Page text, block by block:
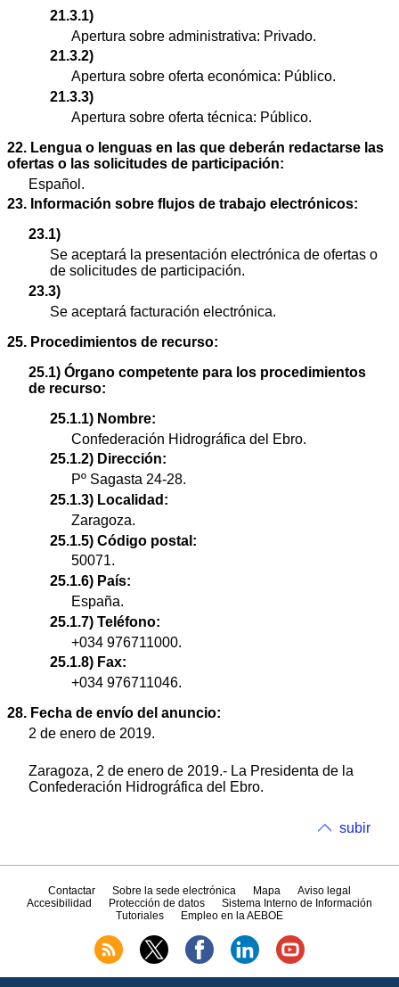
21.3.1)
Apertura sobre administrativa: Privado.
21.3.2)
Apertura sobre oferta económica: Público.
21.3.3)
Apertura sobre oferta técnica: Público.
22. Lengua o lenguas en las que deberán redactarse las
ofertas o las solicitudes de participación:
Español.
23. Información sobre flujos de trabajo electrónicos:
23.1)
Se aceptará la presentación electrónica de ofertas o
de solicitudes de participación.
23.3)
Se aceptará facturación electrónica.
25. Procedimientos de recurso:
25.1) Órgano competente para los procedimientos
de recurso:
25.1.1) Nombre:
Confederación Hidrográfica del Ebro.
25.1.2) Dirección:
Pº Sagasta 24-28.
25.1.3) Localidad:
Zaragoza.
25.1.5) Código postal:
50071.
25.1.6) País:
España.
25.1.7) Teléfono:
+034 976711000.
25.1.8) Fax:
+034 976711046.
28. Fecha de envío del anuncio:
2 de enero de 2019.
Zaragoza, 2 de enero de 2019.- La Presidenta de la
Confederación Hidrográfica del Ebro.
subir
Contactar Sobre la sede electrónica Mapa
Aviso legal
Accesibilidad
Protección de datos
Sistema Interno de Información
Tutoriales
Empleo en la AEBOE